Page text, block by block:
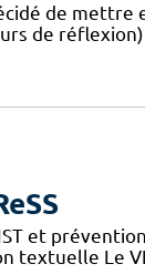
de
de
et
textuelle Le